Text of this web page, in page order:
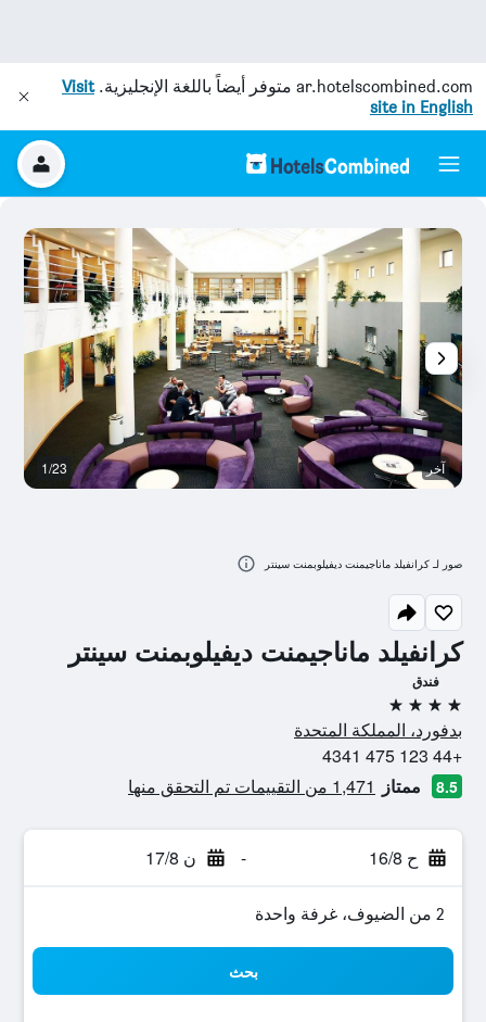
ar.hotelscombined.com متوفر أيضاً باللغة الإنجليزية.Visit
site in English
كرانفيلد ماناجيمنت ديفيلوبمنت سينتر
فندق
4 نجوم
بدفورد، المملكة المتحدة
+44 123 475 4341
8.5 ممتاز 1,471 من التقييمات تم التحقق منها
ح 16/8 - ن 17/8
2 من الضيوف، غرفة واحدة
بحث
آخر 1/23
صور لـ كرانفيلد ماناجيمنت ديفيلوبمنت سينتر